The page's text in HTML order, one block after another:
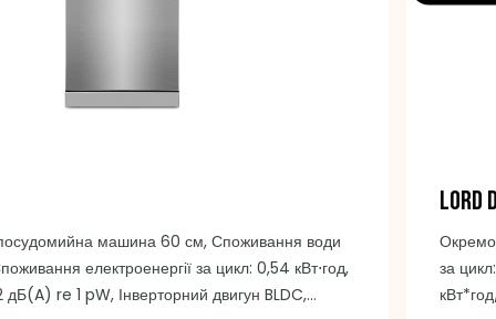
машина 60 см, Споживання води
електроенергії за цикл: 0,54 кВт⋅год,
re 1 pW, Інверторний двигун BLDC,
LORD
за